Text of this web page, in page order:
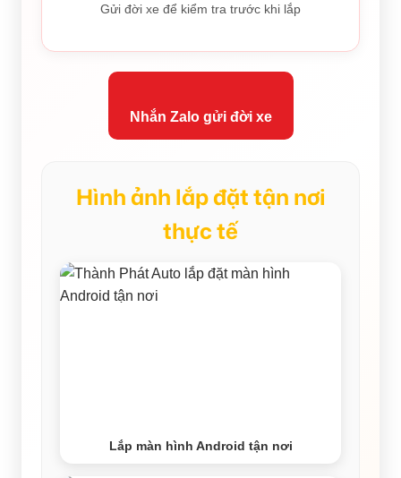
Gửi đời xe để kiểm tra trước khi lắp
Nhắn Zalo gửi đời xe
Hình ảnh lắp đặt tận nơi
thực tế
Lắp màn hình Android tận nơi